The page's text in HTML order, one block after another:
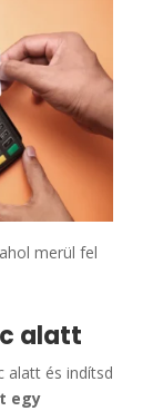
merül fel
alatt
alatt és indítsd
egy